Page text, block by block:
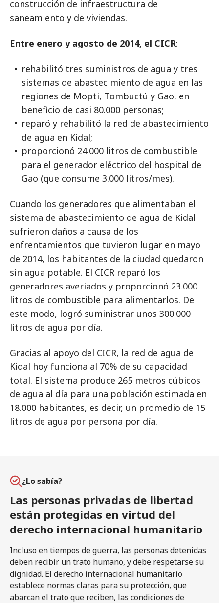
construcción de infraestructura de
saneamiento y de viviendas.
Entre enero y agosto de 2014, el CICR:
rehabilitó tres suministros de agua y tres
sistemas de abastecimiento de agua en las
regiones de Mopti, Tombuctú y Gao, en
beneficio de casi 80.000 personas;
reparó y rehabilitó la red de abastecimiento
de agua en Kidal;
proporcionó 24.000 litros de combustible
para el generador eléctrico del hospital de
Gao (que consume 3.000 litros/mes).
Cuando los generadores que alimentaban el
sistema de abastecimiento de agua de Kidal
sufrieron daños a causa de los
enfrentamientos que tuvieron lugar en mayo
de 2014, los habitantes de la ciudad quedaron
sin agua potable. El CICR reparó los
generadores averiados y proporcionó 23.000
litros de combustible para alimentarlos. De
este modo, logró suministrar unos 300.000
litros de agua por día.
Gracias al apoyo del CICR, la red de agua de
Kidal hoy funciona al 70% de su capacidad
total. El sistema produce 265 metros cúbicos
de agua al día para una población estimada en
18.000 habitantes, es decir, un promedio de 15
litros de agua por persona por día.
¿Lo sabía?
Las personas privadas de libertad
están protegidas en virtud del
derecho internacional humanitario
Incluso en tiempos de guerra, las personas detenidas
deben recibir un trato humano, y debe respetarse su
dignidad. El derecho internacional humanitario
establece normas claras para su protección, que
abarcan el trato que reciben, las condiciones de